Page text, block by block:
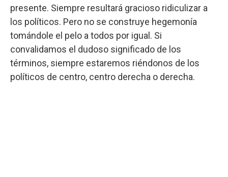
presente. Siempre resultará gracioso ridiculizar a
los políticos. Pero no se construye hegemonía
tomándole el pelo a todos por igual. Si
convalidamos el dudoso significado de los
términos, siempre estaremos riéndonos de los
políticos de centro, centro derecha o derecha.